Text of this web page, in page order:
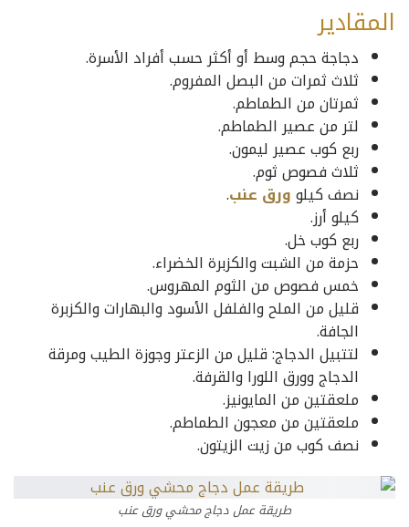
المقادير
دجاجة حجم وسط أو أكثر حسب أفراد الأسرة.
ثلاث ثمرات من البصل المفروم.
ثمرتان من الطماطم.
لتر من عصير الطماطم.
ربع كوب عصير ليمون.
ثلاث فصوص ثوم.
نصف كيلوورق عنب.
كيلو أرز.
ربع كوب خل.
حزمة من الشبت والكزبرة الخضراء.
خمس فصوص من الثوم المهروس.
قليل من الملح والفلفل الأسود والبهارات والكزبرة
الجافة.
لتتبيل الدجاج: قليل من الزعتر وجوزة الطيب ومرقة
الدجاج وورق اللورا والقرفة.
ملعقتين من المايونيز.
ملعقتين من معجون الطماطم.
نصف كوب من زيت الزيتون.
طريقة عمل دجاج محشي ورق عنب